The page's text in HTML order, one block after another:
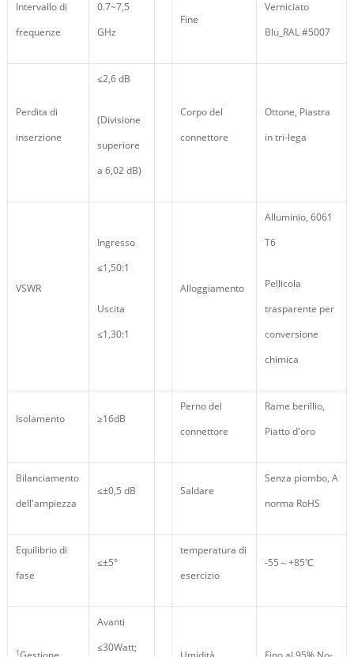
Intervallo di
frequenze
0.7~7,5
GHz
Fine
Verniciato
Blu_RAL #5007
Perdita di
inserzione
≤2,6 dB
(Divisione
superiore
a 6,02 dB)
Corpo del
connettore
Ottone, Piastra
in tri-lega
VSWR
Ingresso
≤1,50:1
Uscita
≤1,30:1
Alloggiamento
Alluminio, 6061
T6
Pellicola
trasparente per
conversione
chimica
Isolamento ≥16dB
Perno del
connettore
Rame berillio,
Piatto d'oro
Bilanciamento
dell'ampiezza
≤±0,5 dB Saldare
Senza piombo, A
norma RoHS
Equilibrio di
fase
≤±5°
temperatura di
esercizio
-55～+85℃
1
Avanti
≤30Watt;